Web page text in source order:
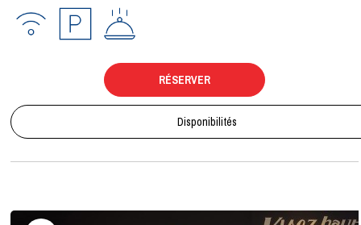
RÉSERVER
Disponibilités